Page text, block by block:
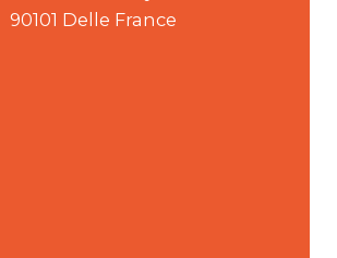
90101 Delle France